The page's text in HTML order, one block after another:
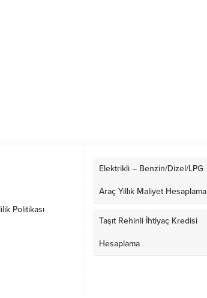
Politikası
Elektrikli – Benzin/Dizel/LPG
Araç Yıllık Maliyet Hesaplama
Taşıt Rehinli İhtiyaç Kredisi
Hesaplama